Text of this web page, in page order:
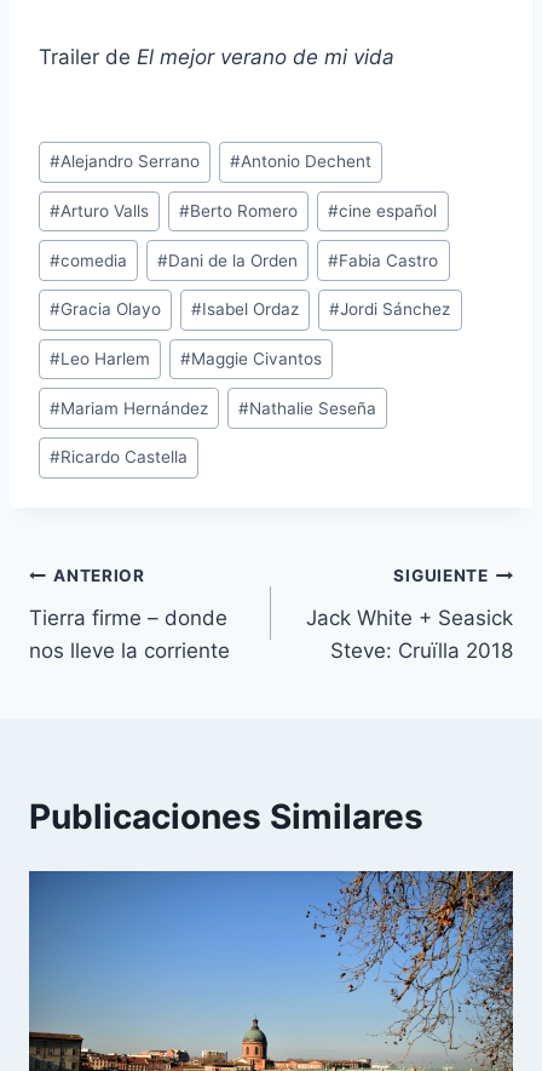
Trailer de El mejor verano de mi vida
Etiquetas
de
la
entrada:
#Alejandro Serrano #Antonio Dechent
#Arturo Valls #Berto Romero #cine español
#comedia #Dani de la Orden #Fabia Castro
#Gracia Olayo #Isabel Ordaz #Jordi Sánchez
#Leo Harlem #Maggie Civantos
#Mariam Hernández #Nathalie Seseña
#Ricardo Castella
Navegación
de
ANTERIOR
Tierra firme – donde
nos lleve la corriente
SIGUIENTE
Jack White + Seasick
Steve: Cruïlla 2018
Publicaciones Similares